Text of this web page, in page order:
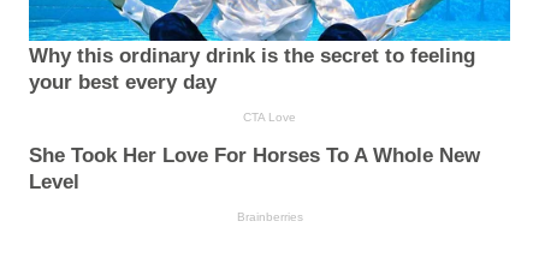
Why this ordinary drink is the secret to feeling
your best every day
CTA Love
She Took Her Love For Horses To A Whole New
Level
Brainberries